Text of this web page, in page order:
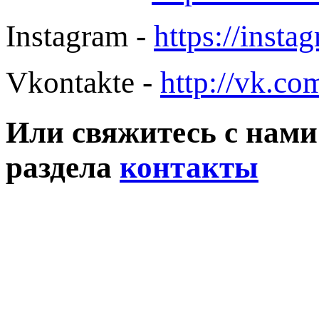
Instagram - https://
Vkontakte - http://
Или свяжитесь с
раздела контакты